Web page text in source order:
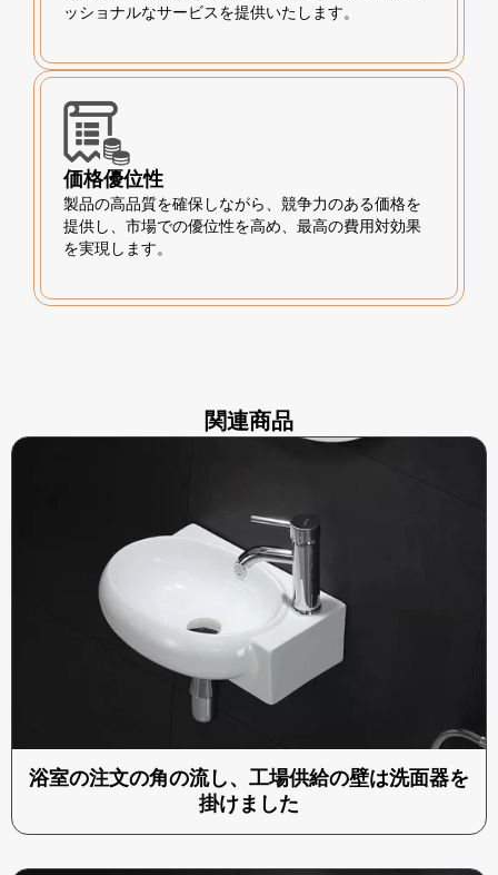
ッショナルなサービスを提供いたします。
価格優位性
製品の高品質を確保しながら、競争力のある価格を
提供し、市場での優位性を高め、最高の費用対効果
を実現します。
関連商品
浴室の注文の角の流し、工場供給の壁は洗面器を
掛けました